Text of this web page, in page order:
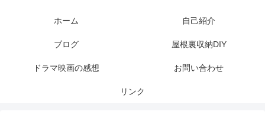
ホーム 自己紹介
ブログ 屋根裏収納DIY
ドラマ映画の感想 お問い合わせ
リンク